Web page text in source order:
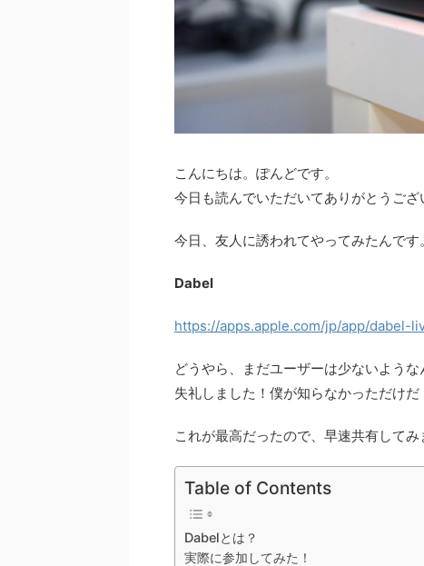
こんにちは。ぽんどです。
今日も読んでいただいてありがとうござ
今日、友人に誘われてやってみたんです。
Dabel
https://apps.apple.com/jp/app/dabel-
どうやら、まだユーザーは少ないような
失礼しました！僕が知らなかっただけだ
これが最高だったので、早速共有してみ
Table of Contents
Dabelとは？
実際に参加してみた！